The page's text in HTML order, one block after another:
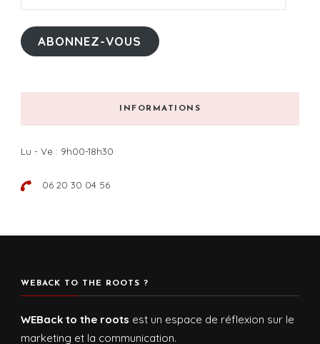
mailABONNEZ-VOUS
INFORMATIONS
Lu - Ve : 9h00-18h30
06 20 30 04 56
WEBACK TO THE ROOTS ?
WEBack to the roots est un espace de réflexion sur le
marketing et la communication.